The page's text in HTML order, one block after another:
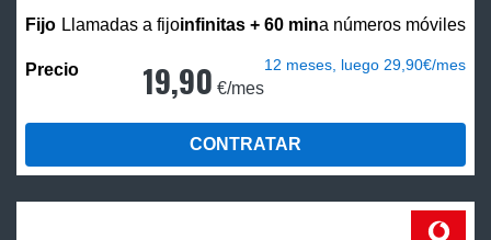
Llamadas a fijoinfinitas + 60 mina números móviles
19,90 €/mes
12 meses, luego 29,90€/mes
CONTRATAR